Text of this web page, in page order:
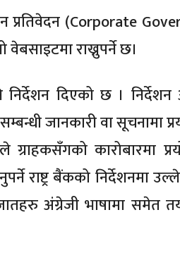
प्रतिवेदन (Corporate
राख्नुपर्ने छ।
निर्देशन दिएको छ ।
जानकारी वा सूचनामा
ग्राहकसँगको कारोबारमा
राष्ट्र बैंकको निर्देशनमा
अंग्रेजी भाषामा समेत